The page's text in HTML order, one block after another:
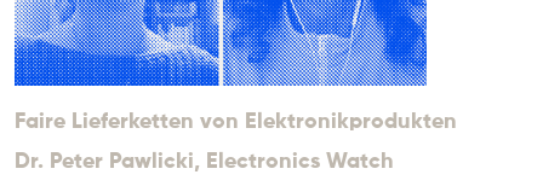
Faire Lieferketten von Elektronikprodukten
Dr. Peter Pawlicki, Electronics Watch